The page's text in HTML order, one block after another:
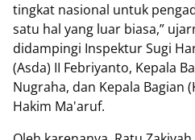
tingkat nasional untuk
satu hal yang luar biasa,”
didampingi Inspektur Sugi
(Asda) II Febriyanto, Kepala
Nugraha, dan Kepala Bagian
Hakim Ma'aruf.